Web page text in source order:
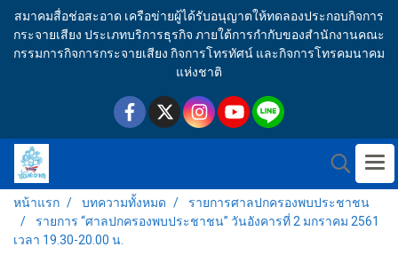
สมาคมสื่อช่อสะอาด เครือข่ายผู้ได้รับอนุญาตให้ทดลองประกอบกิจการ
กระจายเสียง ประเภทบริการธุรกิจ ภายใต้การกำกับของสำนักงานคณะ
กรรมการกิจการกระจายเสียง กิจการโทรทัศน์ และกิจการโทรคมนาคม
แห่งชาติ
หน้าแรก บทความทั้งหมด
รายการศาลปกครองพบประชาชน
รายการ “ศาลปกครองพบประชาชน” วันอังคารที่ 2 มกราคม 2561
เวลา 19.30-20.00 น.